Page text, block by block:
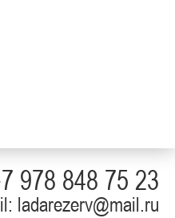
978 848 75 23
ladarezerv@mail.ru